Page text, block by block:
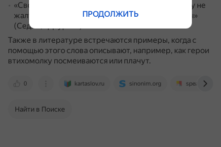
«Свое горе выплакивала она втихомолку, никому не
жалуясь на злые насмешки Федосьи и Милодоры»
(Седых, «Даурия»).
Также в литературе встречаются примеры, когда с
помощью этого слова описывают, например, как герои
втихомолку посмеиваются или плачут.
0 kartaslov.ru sinonim.org speak.tatar
Найти в Поиске
ПРОДОЛЖИТЬ